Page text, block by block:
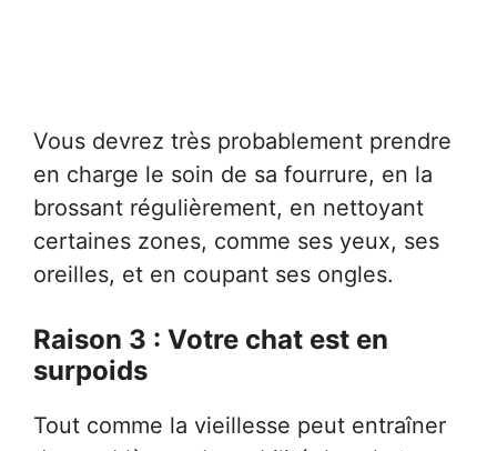
Vous devrez très probablement prendre
en charge le soin de sa fourrure, en la
brossant régulièrement, en nettoyant
certaines zones, comme ses yeux, ses
oreilles, et en coupant ses ongles.
Raison 3 : Votre chat est en
surpoids
Tout comme la vieillesse peut entraîner